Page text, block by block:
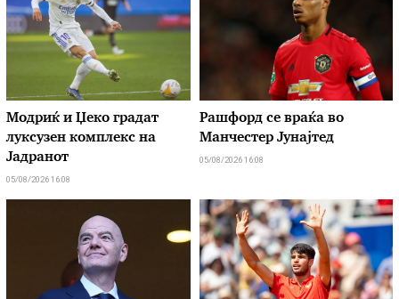
Модриќ и Џеко градат
луксузен комплекс на
Јадранот
05/08/2026 16:08
Рашфорд се враќа во
Манчестер Јунајтед
05/08/2026 16:08